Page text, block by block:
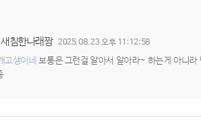
새침한나래짱 2025.08.23 오후 11:12:58
고생이네 보통은 그런걸 알아서 알아라~ 하는게 아니